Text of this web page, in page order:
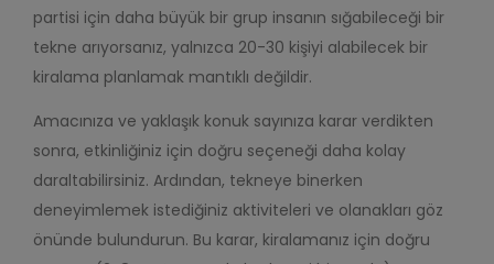
partisi için daha büyük bir grup insanın sığabileceği bir
tekne arıyorsanız, yalnızca 20-30 kişiyi alabilecek bir
kiralama planlamak mantıklı değildir.
Amacınıza ve yaklaşık konuk sayınıza karar verdikten
sonra, etkinliğiniz için doğru seçeneği daha kolay
daraltabilirsiniz. Ardından, tekneye binerken
deneyimlemek istediğiniz aktiviteleri ve olanakları göz
önünde bulundurun. Bu karar, kiralamanız için doğru